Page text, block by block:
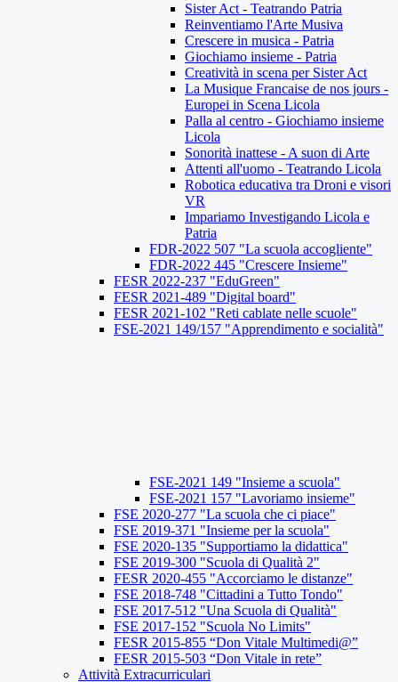
Sister Act - Teatrando Patria
Reinventiamo l'Arte Musiva
Crescere in musica - Patria
Giochiamo insieme - Patria
Creatività in scena per Sister Act
La Musique Francaise de nos jours -
Europei in Scena Licola
Palla al centro - Giochiamo insieme
Licola
Sonorità inattese - A suon di Arte
Attenti all'uomo - Teatrando Licola
Robotica educativa tra Droni e visori
VR
Impariamo Investigando Licola e
Patria
FDR-2022 507 "La scuola accogliente"
FDR-2022 445 "Crescere Insieme"
FESR 2022-237 "EduGreen"
FESR 2021-489 "Digital board"
FESR 2021-102 "Reti cablate nelle scuole"
FSE-2021 149/157 "Apprendimento e socialità"
FSE-2021 149 "Insieme a scuola"
FSE-2021 157 "Lavoriamo insieme"
FSE 2020-277 "La scuola che ci piace"
FSE 2019-371 "Insieme per la scuola"
FSE 2020-135 "Supportiamo la didattica"
FSE 2019-300 "Scuola di Qualità 2"
FESR 2020-455 "Accorciamo le distanze"
FSE 2018-748 "Cittadini a Tutto Tondo"
FSE 2017-512 "Una Scuola di Qualità"
FSE 2017-152 "Scuola No Limits"
FESR 2015-855 “Don Vitale Multimedi@”
FESR 2015-503 “Don Vitale in rete”
Attività Extracurriculari